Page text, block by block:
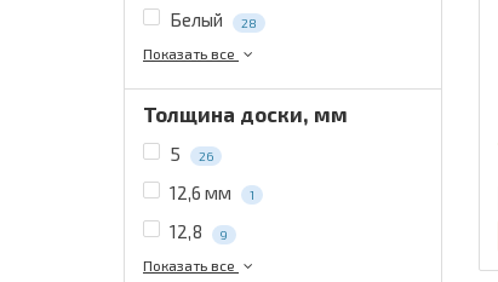
Белый 28
Показать все
Толщина доски, мм
5 26
12,6 мм 1
12,8 9
Показать все